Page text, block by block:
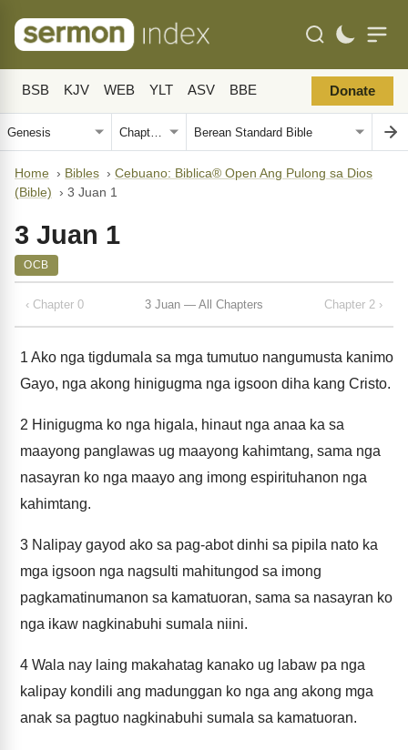
BSB KJV WEB YLT ASV BBE Donate
Home › Bibles › Cebuano: Biblica® Open Ang Pulong sa Dios
(Bible) › 3 Juan 1
3 Juan 1
OCB
‹ Chapter 0 3 Juan — All Chapters Chapter 2 ›
1 Ako nga tigdumala sa mga tumutuo nangumusta kanimo
Gayo, nga akong hinigugma nga igsoon diha kang Cristo.
2 Hinigugma ko nga higala, hinaut nga anaa ka sa
maayong panglawas ug maayong kahimtang, sama nga
nasayran ko nga maayo ang imong espirituhanon nga
kahimtang.
3 Nalipay gayod ako sa pag-abot dinhi sa pipila nato ka
mga igsoon nga nagsulti mahitungod sa imong
pagkamatinumanon sa kamatuoran, sama sa nasayran ko
nga ikaw nagkinabuhi sumala niini.
4 Wala nay laing makahatag kanako ug labaw pa nga
kalipay kondili ang madunggan ko nga ang akong mga
anak sa pagtuo nagkinabuhi sumala sa kamatuoran.